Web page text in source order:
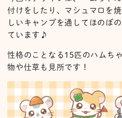
付けをしたり、マシュマロを
しいキャンプを通してほのぼ
ています♪
性格のことなる15匹のハムち
物や仕草も見所です！